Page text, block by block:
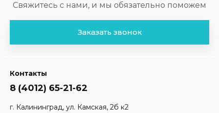
Свяжитесь с нами, и мы обязательно поможем
Заказать звонок
Контакты
8 (4012) 65-21-62
г. Калининград, ул. Камская, 2б к2